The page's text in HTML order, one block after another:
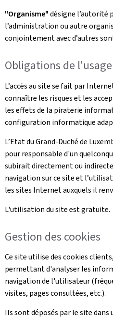
"Organisme"désigne l’autorité
l’administration ou autre
conjointement avec d’autres
Obligations de
L’accès au site se fait par
connaître les risques et les
les effets de la piraterie
configuration informatique
L’Etat du Grand-Duché de
pour responsable d'un
subirait directement ou
navigation sur ce site et
les sites Internet auxquels il
L'utilisation du site est gratuite.
Gestion des cookies
Ce site utilise des cookies
permettant d'analyser les
navigation de l'utilisateur
visites, pages consultées, etc.).
Ils sont déposés par le site